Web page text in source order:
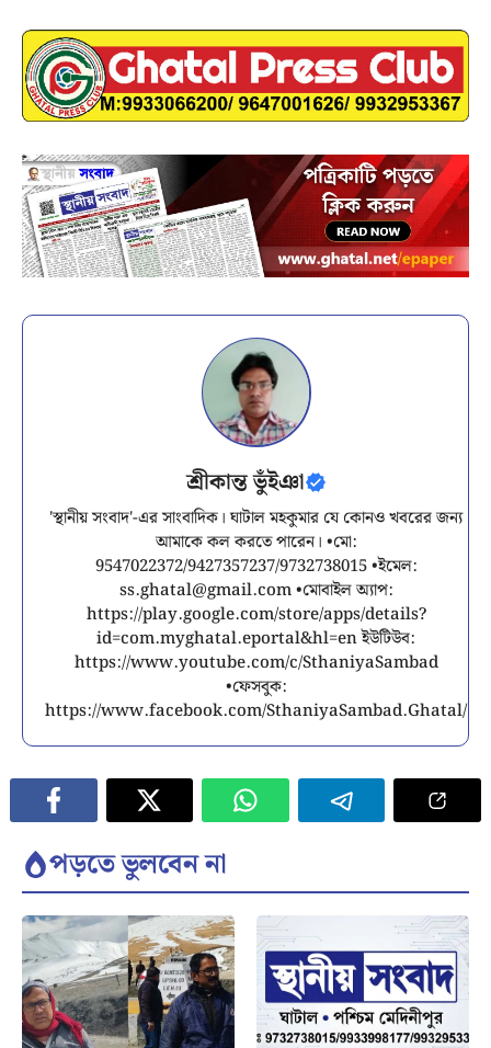
শ্রীকান্ত ভুঁইঞা
'স্থানীয় সংবাদ'-এর সাংবাদিক। ঘাটাল মহকুমার যে কোনও খবরের জন্য
আমাকে কল করতে পারেন। •মো:
9547022372/9427357237/9732738015 •ইমেল:
ss.ghatal@gmail.com•মোবাইল অ্যাপ:
https://play.google.com/store/apps/details?
id=com.myghatal.eportal&hl=en ইউটিউব:
https://www.youtube.com/c/SthaniyaSambad
•ফেসবুক:
https://www.facebook.com/SthaniyaSambad.Ghatal/
পড়তে ভুলবেন না